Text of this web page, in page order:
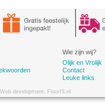
Wie zijn wij?
Olijk en Vrolijk
Contact
Leuke links
development: FloorIS.nl